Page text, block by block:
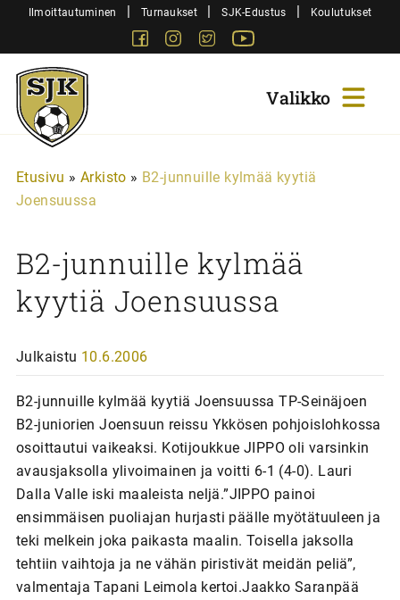
SiirryIlmoittautuminen | Turnaukset | SJK-Edustus | Koulutukset
FacebookInstagram
Twitter
Sjk-
Juniorit
Etusivu » Arkisto » B2-junnuille kylmää kyytiä
Joensuussa
B2-junnuille kylmää
kyytiä Joensuussa
Julkaistu 10.6.2006
B2-junnuille kylmää kyytiä Joensuussa TP-Seinäjoen
B2-juniorien Joensuun reissu Ykkösen pohjoislohkossa
osoittautui vaikeaksi. Kotijoukkue JIPPO oli varsinkin
avausjaksolla ylivoimainen ja voitti 6-1 (4-0). Lauri
Dalla Valle iski maaleista neljä.”JIPPO painoi
ensimmäisen puoliajan hurjasti päälle myötätuuleen ja
teki melkein joka paikasta maalin. Toisella jaksolla
tehtiin vaihtoja ja ne vähän piristivät meidän peliä”,
valmentaja Tapani Leimola kertoi.Jaakko Saranpää